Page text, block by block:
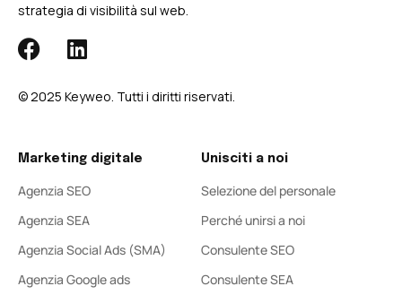
strategia di visibilità sul web.
© 2025 Keyweo. Tutti i diritti riservati.
Marketing digitale
Agenzia SEO
Agenzia SEA
Agenzia Social Ads (SMA)
Agenzia Google ads
Unisciti a noi
Selezione del personale
Perché unirsi a noi
Consulente SEO
Consulente SEA